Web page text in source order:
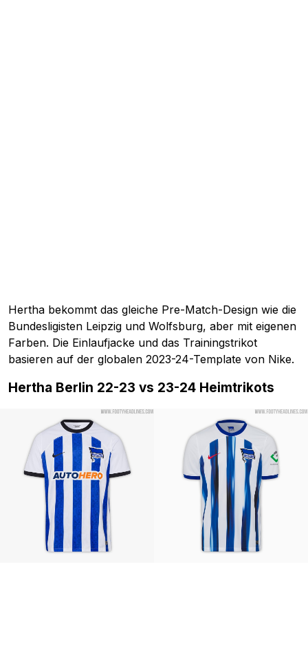
Hertha bekommt das gleiche Pre-Match-Design wie die
Bundesligisten Leipzig und Wolfsburg, aber mit eigenen
Farben. Die Einlaufjacke und das Trainingstrikot
basieren auf der globalen 2023-24-Template von Nike.
Hertha Berlin 22-23 vs 23-24 Heimtrikots